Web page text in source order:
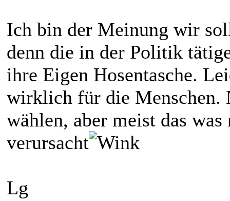
Ich bin der Meinung wir
denn die in der Politik
ihre Eigen Hosentasche.
wirklich für die Menschen.
wählen, aber meist das
verursacht
Lg